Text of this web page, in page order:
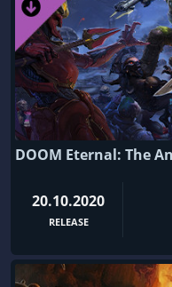
DOOM Eternal: The
20.10.2020
RELEASE